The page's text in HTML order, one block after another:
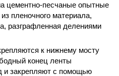
цементно-песчаные опытные
пленочного материала,
разграфленная делениями
к нижнему мосту
конец ленты
и закрепляют с помощью